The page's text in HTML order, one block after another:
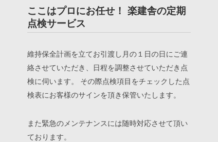
ここはプロにお任せ！ 楽建舎の定期
点検サービス
維持保全計画を立てお引渡し月の１日の日にご連
絡させていただき、日程を調整させていただき点
検に伺います。
その際点検項目をチェックした点
検表にお客様のサインを頂き保管いたします。
また緊急のメンテナンスには随時対応させて頂い
ております。